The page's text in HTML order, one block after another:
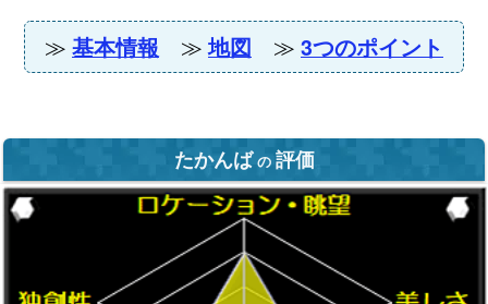
≫ 基本情報 ≫地図 ≫ 3つのポイント
たかんばの 評価